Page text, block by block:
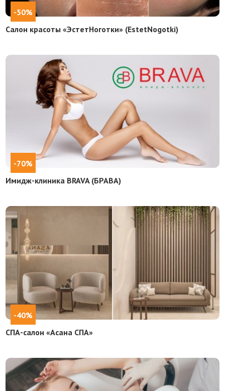
-50%
Салон красоты «ЭстетНоготки» (EstetNogotki)
-70%
Имидж-клиника BRAVA (БРАВА)
-40%
СПА-салон «Асана СПА»